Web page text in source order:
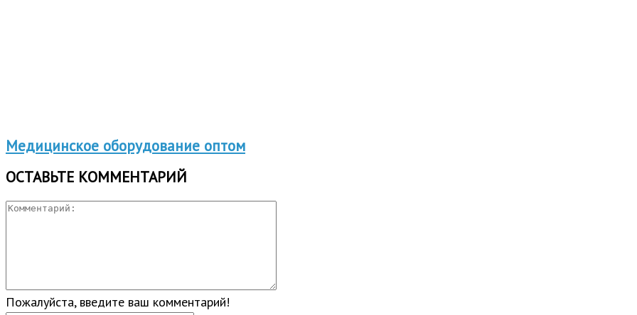
Медицинское оборудование оптом
ОСТАВЬТЕ КОММЕНТАРИЙ
Пожалуйста, введите ваш комментарий!